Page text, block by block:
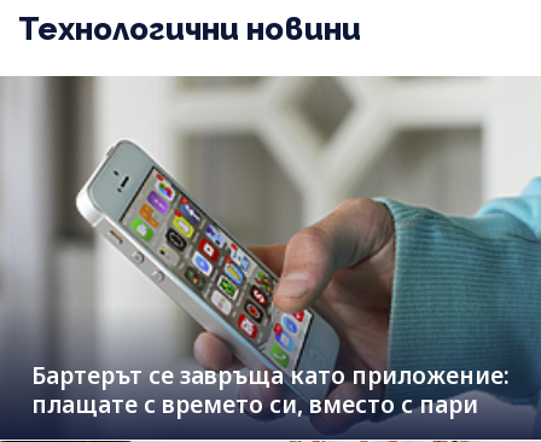
Технологични новини
Бартерът се завръща като приложение:
плащате с времето си, вместо с пари